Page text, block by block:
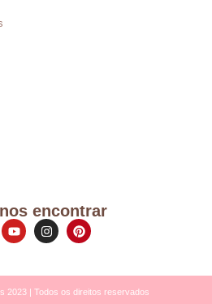
encontrar
2023 | Todos os direitos reservados